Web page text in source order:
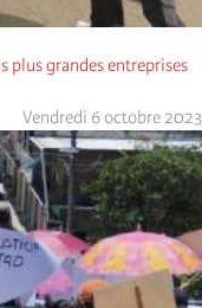
plus grandes entreprises
Vendredi 6 octobre 2023